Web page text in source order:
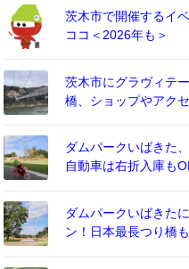
茨木市で開催するイ
ココ＜2026年も＞
茨木市にグラヴィテ
橋、ショップやアク
ダムパークいばきた
自動車は右折入庫も
ダムパークいばきた
ン！日本最長つり橋も